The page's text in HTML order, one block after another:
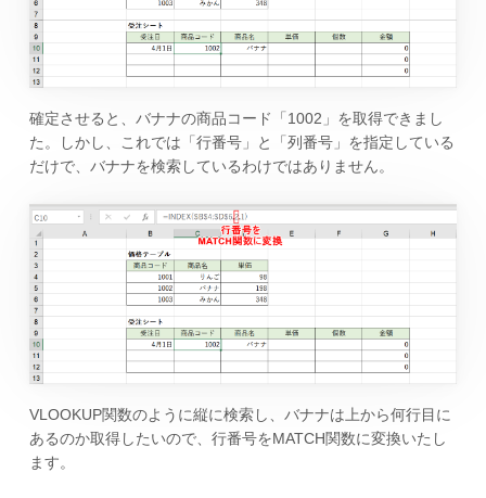
確定させると、バナナの商品コード「1002」を取得できまし
た。しかし、これでは「行番号」と「列番号」を指定している
だけで、バナナを検索しているわけではありません。
VLOOKUP関数のように縦に検索し、バナナは上から何行目に
あるのか取得したいので、行番号をMATCH関数に変換いたし
ます。